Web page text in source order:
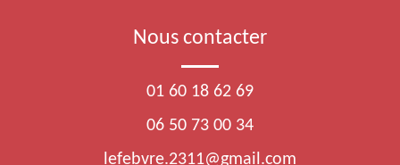
Nous contacter
01 60 18 62 69
06 50 73 00 34
lefebvre.2311@gmail.com